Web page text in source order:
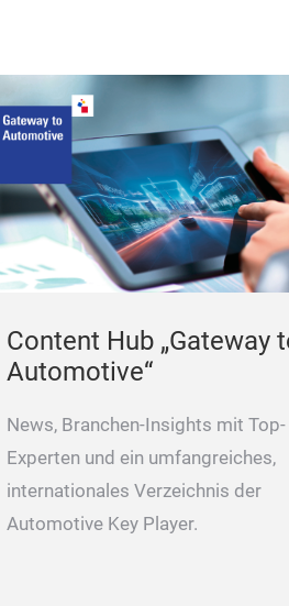
Content Hub „Gateway
Automotive“
News, Branchen-Insights mit Top-
Experten und ein umfangreiches,
internationales Verzeichnis der
Automotive Key Player.